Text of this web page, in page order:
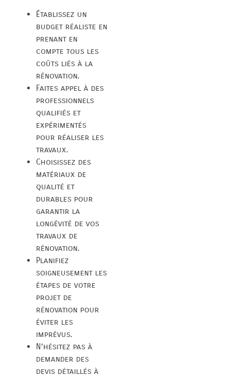
Établissez un
budget réaliste en
prenant en
compte tous les
coûts liés à la
rénovation.
Faites appel à des
professionnels
qualifiés et
expérimentés
pour réaliser les
travaux.
Choisissez des
matériaux de
qualité et
durables pour
garantir la
longévité de vos
travaux de
rénovation.
Planifiez
soigneusement les
étapes de votre
projet de
rénovation pour
éviter les
imprévus.
N’hésitez pas à
demander des
devis détaillés à